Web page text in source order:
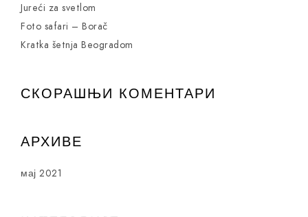
Jureći za svetlom
Foto safari – Borač
Kratka šetnja Beogradom
СКОРАШЊИ КОМЕНТАРИ
АРХИВЕ
мај 2021